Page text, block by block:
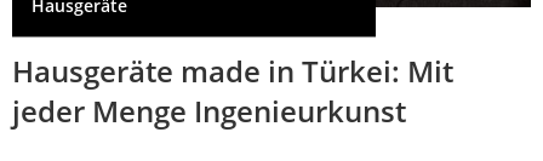
Hausgeräte
Hausgeräte made in Türkei: Mit
jeder Menge Ingenieurkunst